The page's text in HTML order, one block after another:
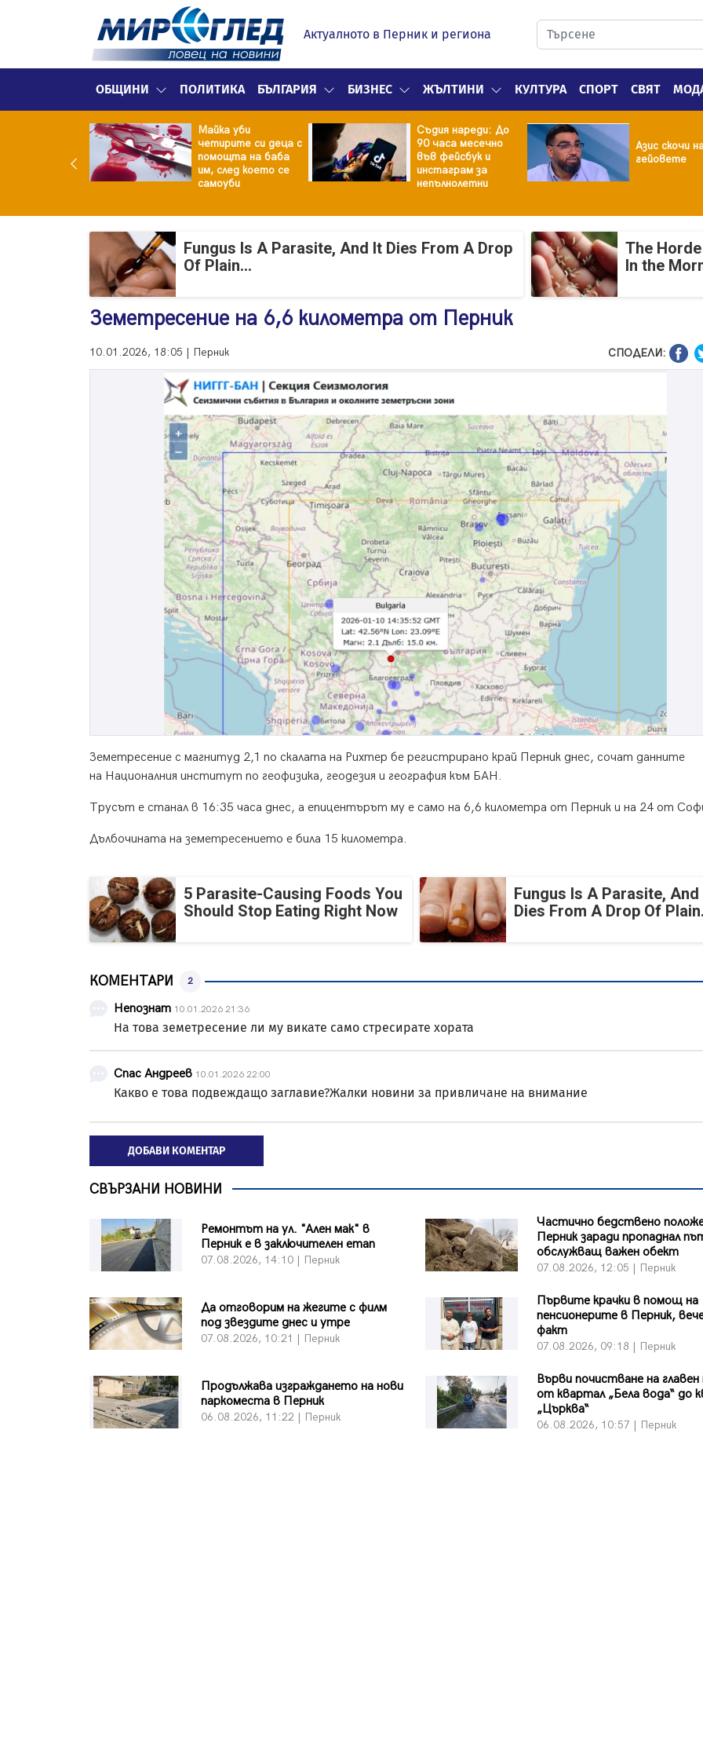
Актуалното в Перник и региона
ОБЩИНИ ПОЛИТИКА БЪЛГАРИЯ БИЗНЕС ЖЪЛТИНИ КУЛТУРА СПОРТ СВЯТ
и полово
Майка уби
четирите си деца с
помощта на баба
им, след което се
самоуби
Съдия нареди: До
90 часа месечно
във фейсбук и
инстаграм за
непълнолетни
Азис скочи
гейовете
Fungus Is A Parasite, And It Dies From A Drop
Of Plain...
The
In the
Земетресение на 6,6 километра от Перник
10.01.2026, 18:05 | Перник СПОДЕЛИ:
Земетресение с магнитуд 2,1 по скалата на Рихтер бе регистрирано край Перник днес, сочат данните
на Националния институт по геофизика, геодезия и география към БАН.
Трусът е станал в 16:35 часа днес, а епицентърът му е само на 6,6 километра от Перник и на 24 от
Дълбочината на земетресението е била 15 километра.
5 Parasite-Causing Foods You
Should Stop Eating Right Now
Fungus Is A Parasite, And
Dies From A Drop Of
КОМЕНТАРИ 2
Непознат 10.01.2026 21:36
На това земетресение ли му викате само стресирате хората
Спас Андреев 10.01.2026 22:00
Какво е това подвеждащо заглавие?Жалки новини за привличане на внимание
ДОБАВИ КОМЕНТАР
СВЪРЗАНИ НОВИНИ
Ремонтът на ул. "Ален мак" в
Перник е в заключителен етап
07.08.2026, 14:10 | Перник
Частично бедствено
Перник заради пропаднал
обслужващ важен обект
07.08.2026, 12:05 | Перник
Да отговорим на жегите с филм
под звездите днес и утре
07.08.2026, 10:21 | Перник
Първите крачки в помощ на
пенсионерите в Перник,
факт
07.08.2026, 09:18 | Перник
Продължава изграждането на нови
паркоместа в Перник
06.08.2026, 11:22 | Перник
Върви почистване на
от квартал „Бела вода“ до
„Църква“
06.08.2026, 10:57 | Перник